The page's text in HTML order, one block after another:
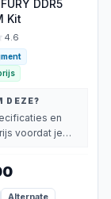
DDR5
Kit
4.6
DEZE?
en
voordat je
Alternate